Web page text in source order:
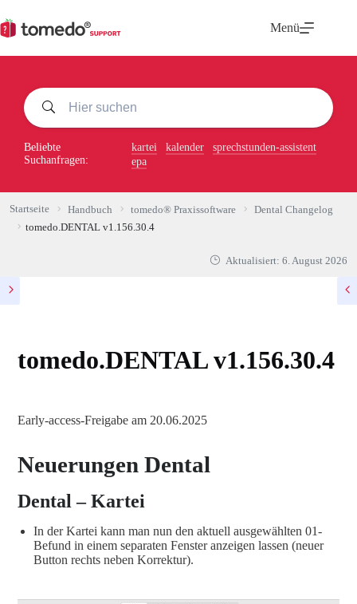
Inhalt
springen
Menü
Beliebte
Suchanfragen:
kartei kalender
sprechstunden-assistent
epa
Startseite Handbuch tomedo® Praxissoftware
Dental Changelog
tomedo.DENTAL v1.156.30.4
Aktualisiert: 6. August 2026
tomedo.DENTAL v1.156.30.4
Early-access-Freigabe am 20.06.2025
Neuerungen Dental
Dental – Kartei
In der Kartei kann man nun den aktuell ausgewählten 01-
Befund in einem separaten Fenster anzeigen lassen (neuer
Button rechts neben Korrektur).